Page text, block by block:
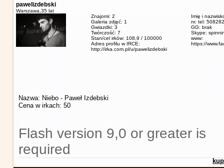
pawelizdebski
Warszawa, 35 lat
Znajomi: 2
Galeria zdjęć: 1
Gwiazdki: 3
Twórczość: 7
Stan/cel irków: 108,9 / 100000
Adres profilu w IRCE:
http://irka.com.pl/u/pawelizdebski
Imię i
nr. tel:
GG: brak
Skype:
www:
https://
Nazwa: Niebo - Paweł Izdebski
Cena w irkach: 50
Flash version 9,0 or greater is
required